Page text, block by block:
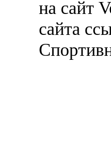
на сайт
сайта